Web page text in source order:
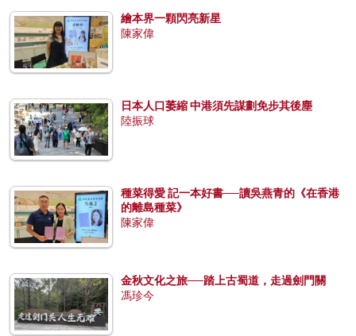
繪本界一顆閃亮新星
陳家偉
日本人口萎縮 中港須先謀劃免步其後塵
陸振球
種菜得愛 記一本好書──讀吳燕青的《在香港
的離島種菜》
陳家偉
金秋文化之旅──踏上古蜀道，走過劍門關
馮珍今